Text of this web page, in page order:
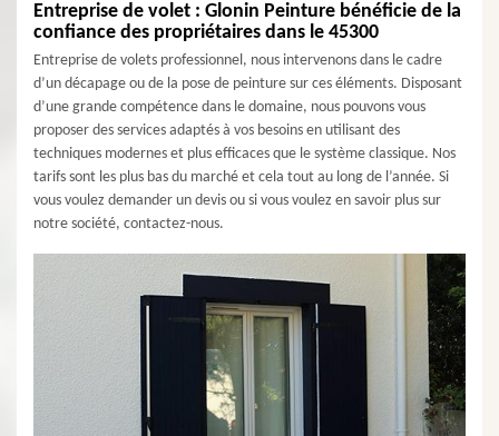
Entreprise de volet : Glonin Peinture bénéficie de la
confiance des propriétaires dans le 45300
Entreprise de volets professionnel, nous intervenons dans le cadre
d’un décapage ou de la pose de peinture sur ces éléments. Disposant
d’une grande compétence dans le domaine, nous pouvons vous
proposer des services adaptés à vos besoins en utilisant des
techniques modernes et plus efficaces que le système classique. Nos
tarifs sont les plus bas du marché et cela tout au long de l’année. Si
vous voulez demander un devis ou si vous voulez en savoir plus sur
notre société, contactez-nous.